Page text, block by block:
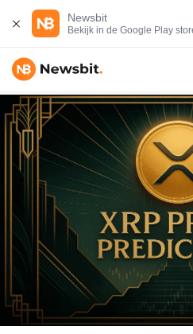
Newsbit
Bekijk in de Google Play